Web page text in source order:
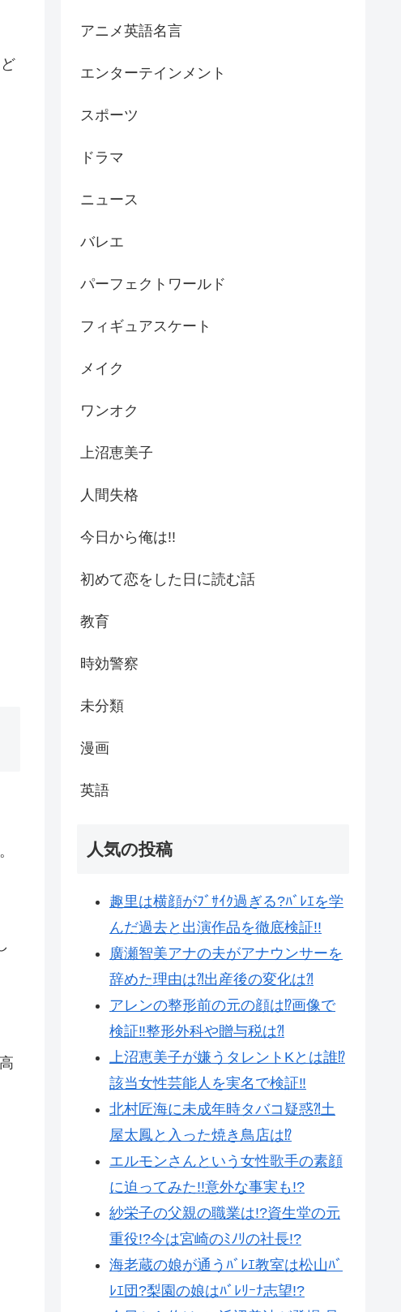
アニメ英語名言
エンターテインメント
スポーツ
ドラマ
ニュース
バレエ
パーフェクトワールド
フィギュアスケート
メイク
ワンオク
上沼恵美子
人間失格
今日から俺は!!
初めて恋をした日に読む話
教育
時効警察
未分類
漫画
英語
人気の投稿
趣里は横顔がﾌﾞｻｲｸ過ぎる?ﾊﾞﾚｴを学
んだ過去と出演作品を徹底検証!!
廣瀬智美アナの夫がアナウンサーを
辞めた理由は⁈出産後の変化は⁈
アレンの整形前の元の顔は⁉︎画像で
検証‼︎整形外科や贈与税は⁈
上沼恵美子が嫌うタレントKとは誰⁉︎
該当女性芸能人を実名で検証‼︎
北村匠海に未成年時タバコ疑惑⁈土
屋太鳳と入った焼き鳥店は⁉︎
エルモンさんという女性歌手の素顔
に迫ってみた!!意外な事実も!?
紗栄子の父親の職業は!?資生堂の元
重役!?今は宮崎のﾐﾉﾘの社長!?
海老蔵の娘が通うﾊﾞﾚｴ教室は松山ﾊﾞ
ﾚｴ団?梨園の娘はﾊﾞﾚﾘｰﾅ志望!?